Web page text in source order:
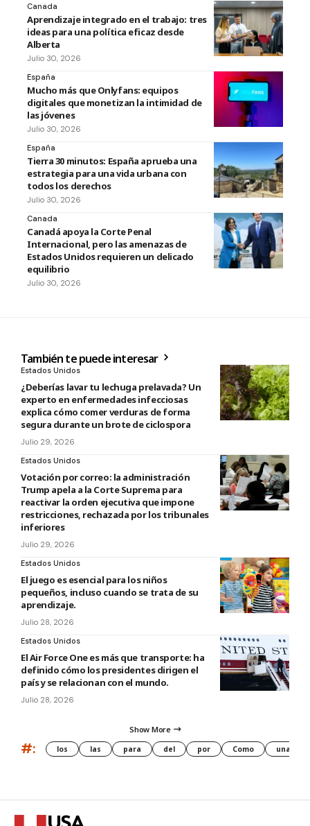
Canada
Aprendizaje integrado en el trabajo: tres
ideas para una política eficaz desde
Alberta
Julio 30, 2026
España
Mucho más que Onlyfans: equipos
digitales que monetizan la intimidad de
las jóvenes
Julio 30, 2026
España
Tierra 30 minutos: España aprueba una
estrategia para una vida urbana con
todos los derechos
Julio 30, 2026
Canada
Canadá apoya la Corte Penal
Internacional, pero las amenazas de
Estados Unidos requieren un delicado
equilibrio
Julio 30, 2026
También te puede interesar
Estados Unidos
¿Deberías lavar tu lechuga prelavada? Un
experto en enfermedades infecciosas
explica cómo comer verduras de forma
segura durante un brote de ciclospora
Julio 29, 2026
Estados Unidos
Votación por correo: la administración
Trump apela a la Corte Suprema para
reactivar la orden ejecutiva que impone
restricciones, rechazada por los tribunales
inferiores
Julio 29, 2026
Estados Unidos
El juego es esencial para los niños
pequeños, incluso cuando se trata de su
aprendizaje.
Julio 28, 2026
Estados Unidos
El Air Force One es más que transporte: ha
definido cómo los presidentes dirigen el
país y se relacionan con el mundo.
Julio 28, 2026
Show More
#: los las para del por Como una